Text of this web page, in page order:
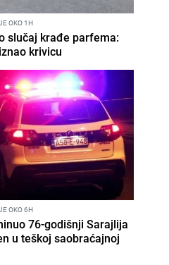
OKO 1H
slučaj krađe parfema:
krivicu
OKO 6H
76-godišnji Sarajlija
u teškoj saobraćajnoj